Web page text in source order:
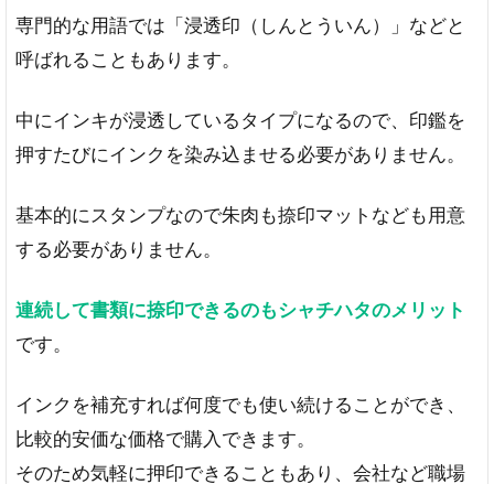
専門的な用語では「浸透印（しんとういん）」などと
呼ばれることもあります。
中にインキが浸透しているタイプになるので、印鑑を
押すたびにインクを染み込ませる必要がありません。
基本的にスタンプなので朱肉も捺印マットなども用意
する必要がありません。
連続して書類に捺印できるのもシャチハタのメリット
です。
インクを補充すれば何度でも使い続けることができ、
比較的安価な価格で購入できます。
そのため気軽に押印できることもあり、会社など職場